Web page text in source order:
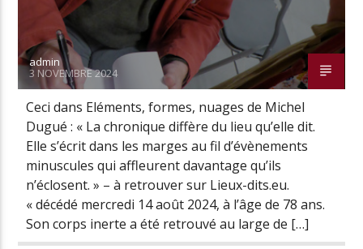
admin
3 NOVEMBRE 2024
Ceci dans Eléments, formes, nuages de Michel
Dugué : « La chronique diffère du lieu qu’elle dit.
Elle s’écrit dans les marges au fil d’évènements
minuscules qui affleurent davantage qu’ils
n’éclosent. » – à retrouver sur Lieux-dits.eu.
« décédé mercredi 14 août 2024, à l’âge de 78 ans.
Son corps inerte a été retrouvé au large de […]